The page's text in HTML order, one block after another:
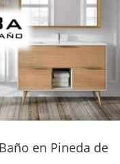
en Pineda de